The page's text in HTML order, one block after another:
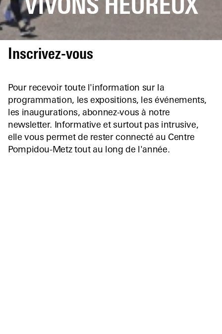
VIVONS HEUREUX
Inscrivez-vous
Pour recevoir toute l'information sur la
programmation, les expositions, les événements,
les inaugurations, abonnez-vous à notre
newsletter. Informative et surtout pas intrusive,
elle vous permet de rester connecté au Centre
Pompidou-Metz tout au long de l'année.